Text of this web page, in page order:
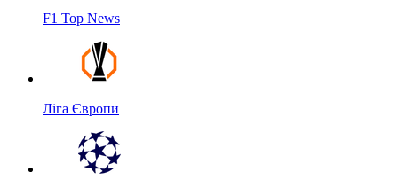
F1 Top News
Ліга Європи